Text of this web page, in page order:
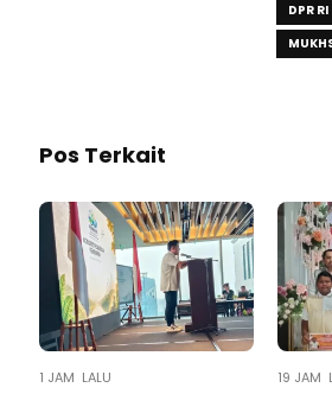
DPR RI
Pos Terkait
1 JAM LALU 19 JAM